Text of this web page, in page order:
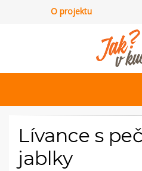
O projektu
Lívance s
jablky